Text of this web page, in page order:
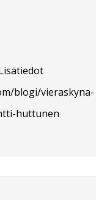
blogi/vieraskyna-
huttunen